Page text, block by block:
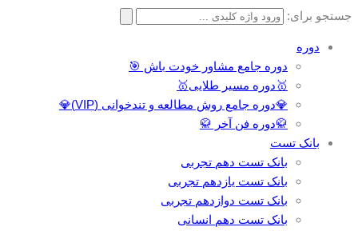
جستجو برای:
دوره
دوره جامع مشاور خودت باش 🎯
🥇دوره مسیر طلایی🥇
💎دوره جامع روش مطالعه و تندخوانی (VIP)💎
🥋دوره فن آخر 🥋
بانک تست
بانک تست دهم تجربی
بانک تست یازدهم تجربی
بانک تست دوازدهم تجربی
بانک تست دهم انسانی